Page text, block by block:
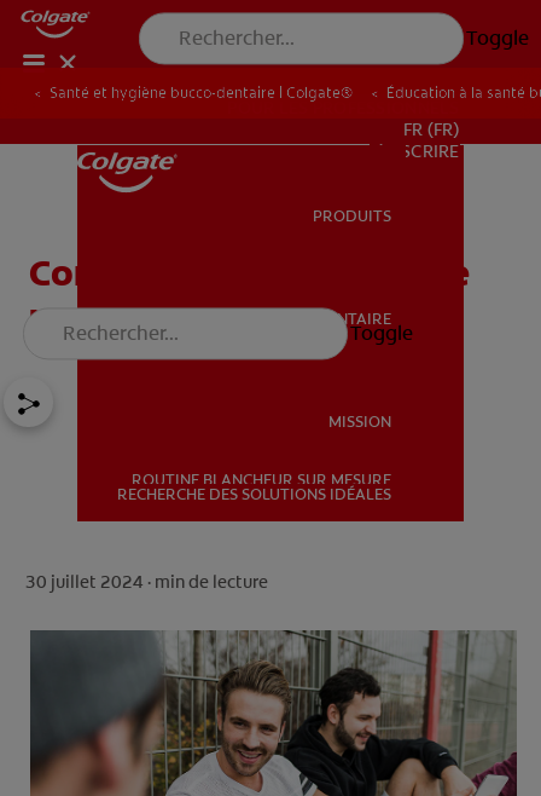
Toggle
SANTÉ BUCCO-DENTAIRE
ROUTINE BLANCHEUR SUR MESURE
POUR LES PROFESSIONNELS
FR (FR)
POUR LES PROFESSIONNELS
FR (FR)
S’INSCRIRE
PRODUITS
SANTÉ BUCCO-DENTAIRE
MISSION
ROUTINE BLANCHEUR SUR MESURE
RECHERCHE DES SOLUTIONS IDÉALES
Toggle
Santé et hygiène bucco-dentaire | Colgate® Éducation à la santé
Comment déterminer une
urgence dentaire ?
30 juillet 2024 · min de lecture